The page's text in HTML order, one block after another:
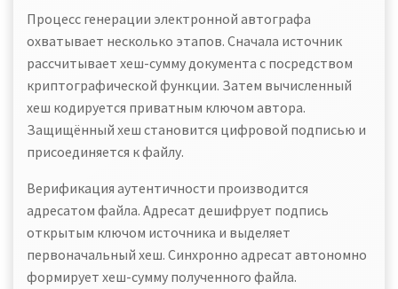
Процесс генерации электронной автографа
охватывает несколько этапов. Сначала источник
рассчитывает хеш-сумму документа с посредством
криптографической функции. Затем вычисленный
хеш кодируется приватным ключом автора.
Защищённый хеш становится цифровой подписью и
присоединяется к файлу.
Верификация аутентичности производится
адресатом файла. Адресат дешифрует подпись
открытым ключом источника и выделяет
первоначальный хеш. Синхронно адресат автономно
формирует хеш-сумму полученного файла.